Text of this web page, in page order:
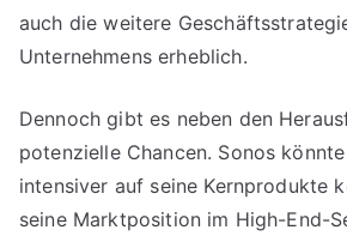
auch die weitere
Unternehmens erheblich.
Dennoch gibt es neben den
potenzielle Chancen. Sonos
intensiver auf seine Kernprodukte
seine Marktposition im High-End-